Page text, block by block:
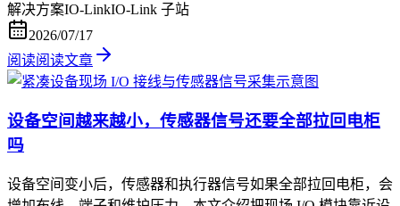
解决方案IO-LinkIO-Link 子站
2026/07/17
阅读阅读文章
设备空间越来越小，传感器信号还要全部拉回电柜
吗
设备空间变小后，传感器和执行器信号如果全部拉回电柜，会